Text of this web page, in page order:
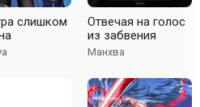
слишком
Отвечая на голос
из забвения
Манхва